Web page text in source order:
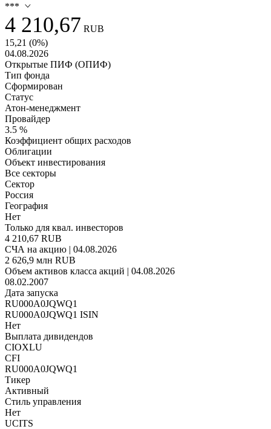
***
4 210,67 RUB
15,21 (0%)
04.08.2026
Открытые ПИФ (ОПИФ)
Тип фонда
Сформирован
Статус
Атон-менеджмент
Провайдер
3.5 %
Коэффициент общих расходов
Облигации
Объект инвестирования
Все секторы
Сектор
Россия
География
Нет
Только для квал. инвесторов
4 210,67 RUB
СЧА на акцию | 04.08.2026
2 626,9 млн RUB
Объем активов класса акций | 04.08.2026
08.02.2007
Дата запуска
RU000A0JQWQ1
RU000A0JQWQ1 ISIN
Нет
Выплата дивидендов
CIOXLU
CFI
RU000A0JQWQ1
Тикер
Активный
Стиль управления
Нет
UCITS